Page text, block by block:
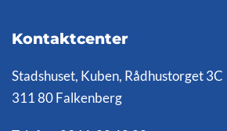
Kontaktcenter
Stadshuset, Kuben, Rådhustorget 3C
311 80 Falkenberg